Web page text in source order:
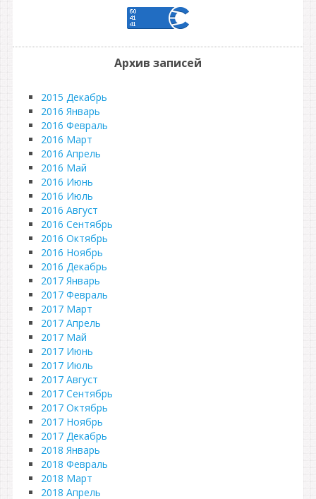
Архив записей
2015 Декабрь
2016 Январь
2016 Февраль
2016 Март
2016 Апрель
2016 Май
2016 Июнь
2016 Июль
2016 Август
2016 Сентябрь
2016 Октябрь
2016 Ноябрь
2016 Декабрь
2017 Январь
2017 Февраль
2017 Март
2017 Апрель
2017 Май
2017 Июнь
2017 Июль
2017 Август
2017 Сентябрь
2017 Октябрь
2017 Ноябрь
2017 Декабрь
2018 Январь
2018 Февраль
2018 Март
2018 Апрель